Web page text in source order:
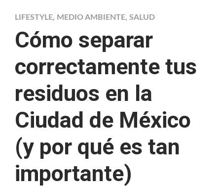
LIFESTYLE, MEDIO AMBIENTE, SALUD
Cómo separar
correctamente tus
residuos en la
Ciudad de México
(y por qué es tan
importante)